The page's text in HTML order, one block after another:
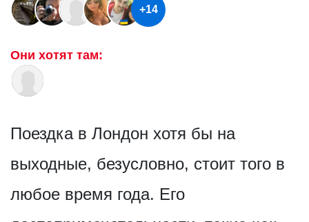
+14
Они хотят там:
Поездка в Лондон хотя бы на
выходные, безусловно, стоит того в
любое время года. Его